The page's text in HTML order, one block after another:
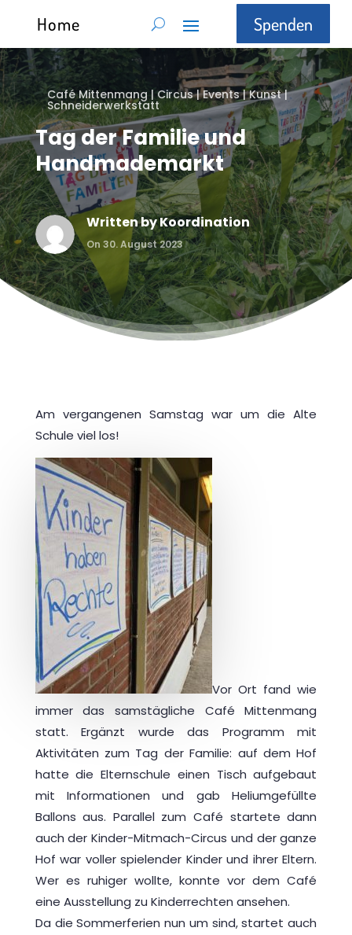
Home Spenden
Café Mittenmang|Circus|Events|Kunst|
Schneiderwerkstatt
Tag der Familie und
Handmademarkt
Written byKoordination
On 30. August 2023
Am vergangenen Samstag war um die Alte
Schule viel los!
Vor Ort fand wie
immer das samstägliche Café Mittenmang
statt. Ergänzt wurde das Programm mit
Aktivitäten zum Tag der Familie: auf dem Hof
hatte die Elternschule einen Tisch aufgebaut
mit Informationen und gab Heliumgefüllte
Ballons aus. Parallel zum Café startete dann
auch der Kinder-Mitmach-Circus und der ganze
Hof war voller spielender Kinder und ihrer Eltern.
Wer es ruhiger wollte, konnte vor dem Café
eine Ausstellung zu Kinderrechten ansehen.
Da die Sommerferien nun um sind, startet auch